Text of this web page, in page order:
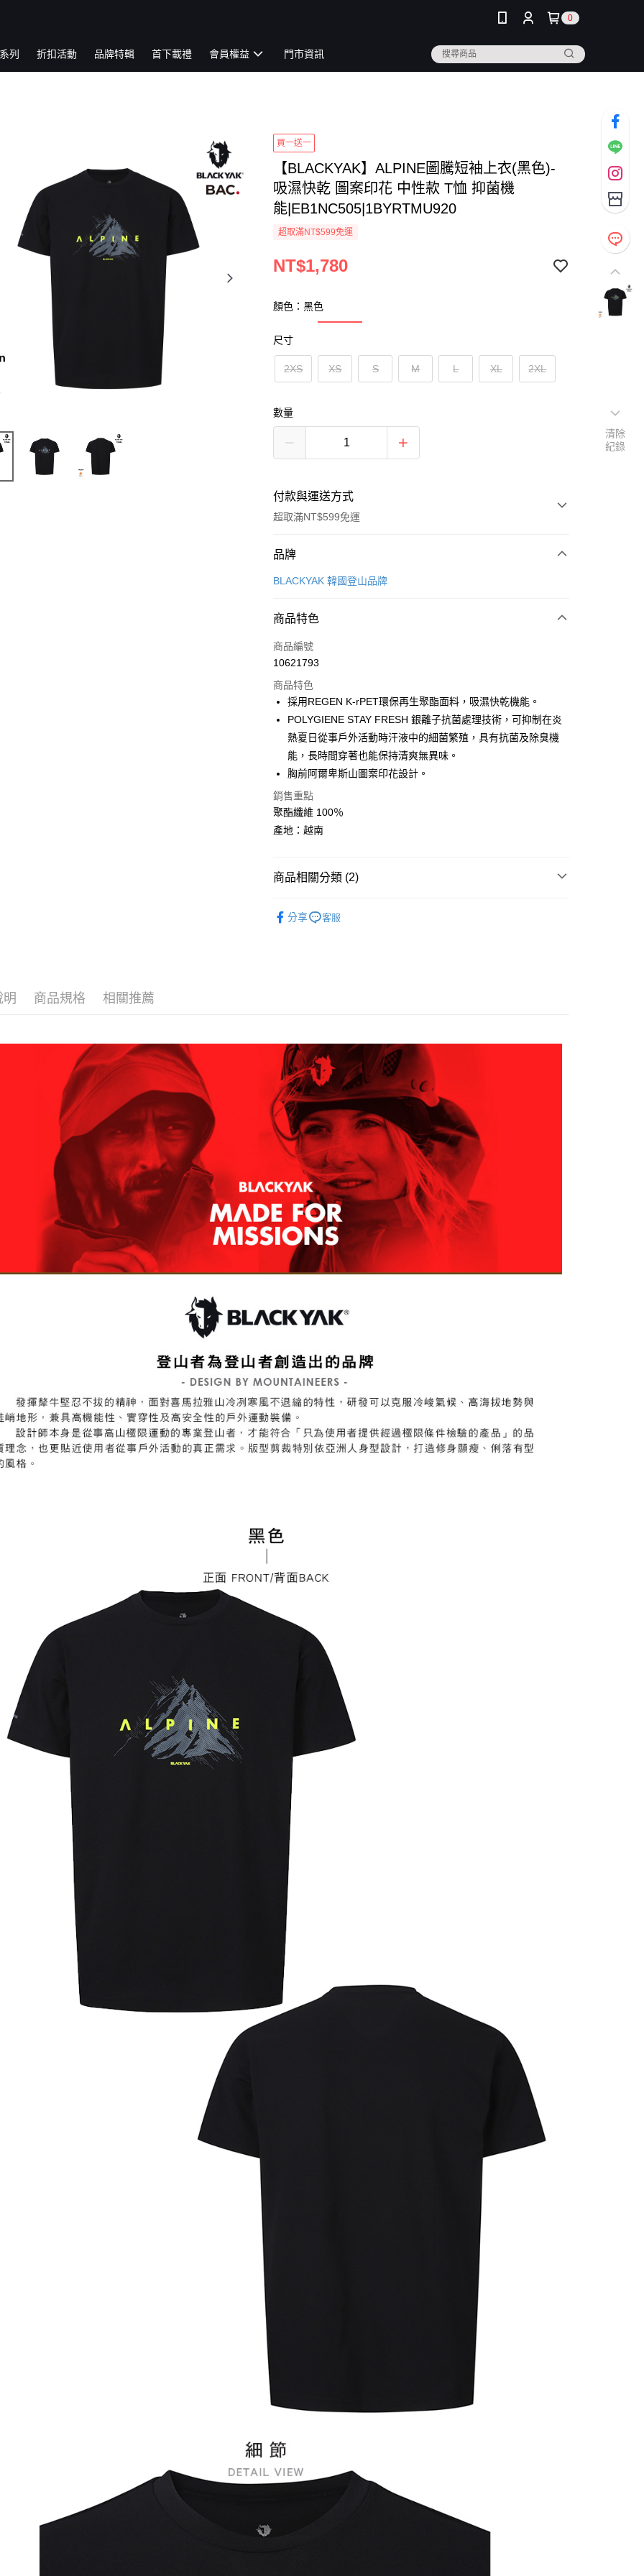
0
列 折扣活動 品牌特輯 首下載禮 會員權益 門市資訊
買一送一
【BLACKYAK】ALPINE圖騰短袖上衣(黑色)-
吸濕快乾 圖案印花 中性款 T恤 抑菌機
能|EB1NC505|1BYRTMU920
超取滿NT$599免運
NT$1,780
顏色：黑色
尺寸
2XS XS S M L XL 2XL
數量
付款與運送方式
超取滿NT$599免運
付款方式
信用卡一次付款
Apple Pay
街口支付
Google Pay
全盈+PAY
AFTEE先享後付
相關說明
【關於「AFTEE先享後付」】
AFTEE先享後付是「在收到商品之後才付款」的支付方式。 讓您購物簡單
２．便利：只要手機號碼，簡訊認證，即可結帳。
【「AFTEE先享後付」結帳流程】
是否繳費成功／繳費後需取消欲退款等相關疑問，請聯繫「AFTEE先享後
付客戶支援中心」
https://netprotections.freshdesk.com/support/home
【注意事項】
１．透過由恩沛科技股份有限公司提供之「AFTEE先享後付」服務完成之
交易，需依本服務之必要範圍內提供個人資料，並將交易相關給付款項請
求債權轉讓予恩沛科技股份有限公司。
２．關於個人資料處理事宜，請瀏覽以下網址：
https://aftee.tw/terms/#terms3
３．未成年的使用者請事先徵得法定代理人或監護人之同意方可使用
「AFTEE先享後付」，若未經同意申辦者引起之損失，本公司不負相關責
任。
４．使用「AFTEE先享後付」時，將依據個別帳號之用戶狀況，依本公司
即時審查核予不同之上限額度；若仍有額度不足之情形，本公司將視審查
結果請求用戶進行身份認證。
５．嚴禁一人註冊多個帳號或使用他人資訊註冊。若發現惡意使用之情
形，恩沛科技股份有限公司將有權停止該用戶之使用額度並採取法律行
動。
ATM付款
運送方式
每筆NT$60，滿NT$599(含以上)免運費
付款後萊爾富取貨
每筆NT$60，滿NT$799(含以上)免運費
7-11取貨付款
每筆NT$60，滿NT$799(含以上)免運費
付款後7-11取貨
每筆NT$60，滿NT$799(含以上)免運費
宅配
每筆NT$70，滿NT$799(含以上)免運費
品牌
BLACKYAK 韓國登山品牌
商品特色
商品編號
10621793
商品特色
採用REGEN K-rPET環保再生聚酯面料，吸濕快乾機能。
POLYGIENE STAY FRESH 銀離子抗菌處理技術，可抑制在炎
熱夏日從事戶外活動時汗液中的細菌繁殖，具有抗菌及除臭機
能，長時間穿著也能保持清爽無異味。
胸前阿爾卑斯山圖案印花設計。
銷售重點
聚酯纖維 100％
產地：越南
商品相關分類 (2)
分享 客服
明 商品規格 相關推薦
清除
紀錄